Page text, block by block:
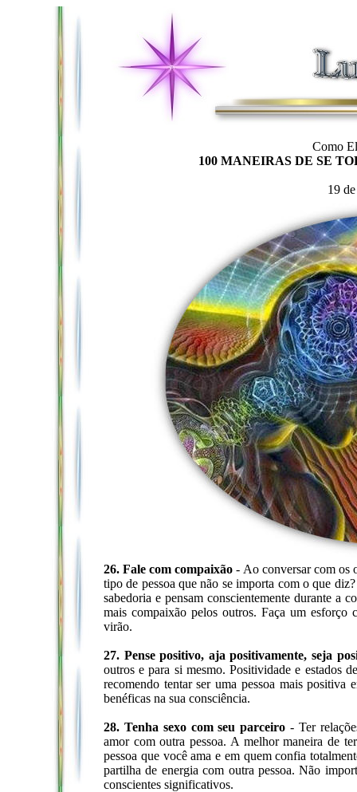
Como
100 MANEIRAS DE SE
19
26. Fale com compaixão- Ao conversar com os
tipo de pessoa que não se importa com o que
sabedoria e pensam conscientemente durante a
mais compaixão pelos outros. Faça um esforço
virão.
27. Pense positivo, aja positivamente, seja
outros e para si mesmo. Positividade e estados
recomendo tentar ser uma pessoa mais positiva
benéficas na sua consciência.
28. Tenha sexo com seu parceiro - Ter
amor com outra pessoa. A melhor maneira de
pessoa que você ama e em quem confia
partilha de energia com outra pessoa. Não
conscientes significativos.